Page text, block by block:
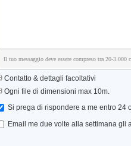
Il tuo messaggio deve essere compreso tra 20-3.000
Contatto & dettagli facoltativi
Ogni file di dimensioni max 10m.
Si prega di rispondere a me entro 24
Email me due volte alla settimana